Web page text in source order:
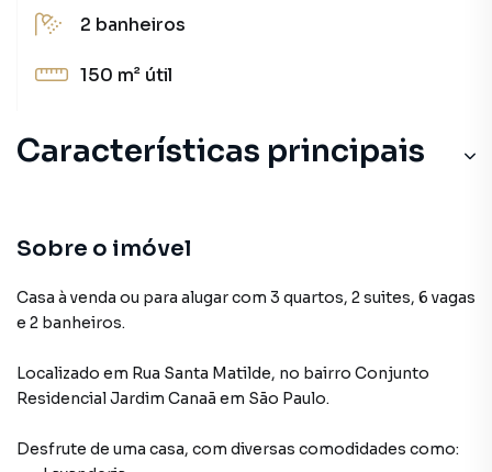
2 banheiros
150 m² útil
Características principais
Sala
Armário Banheiro
Lavanderia
Sobre o imóvel
Casa à venda ou para alugar com 3 quartos, 2 suites, 6 vagas
e 2 banheiros.
Localizado em Rua Santa Matilde, no bairro Conjunto
Residencial Jardim Canaã em São Paulo.
Desfrute de uma casa, com diversas comodidades como: